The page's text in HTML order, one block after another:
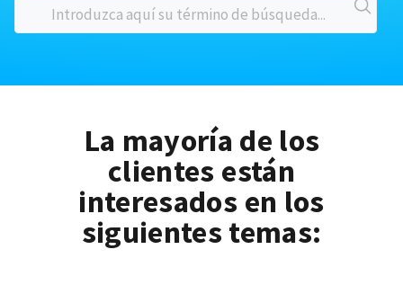
La mayoría de los
clientes están
interesados en los
siguientes temas: